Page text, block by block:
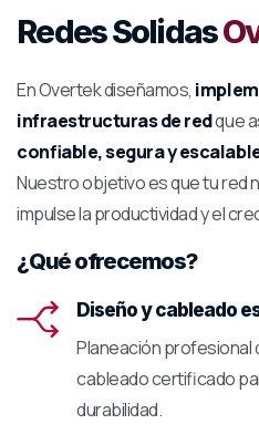
Redes Solidas
En Overtek diseñamos,
infraestructuras de redque
confiable, segura y
Nuestro objetivo es que tu red
impulse la productividad y el
¿Qué ofrecemos?
Diseño y cableado
Planeación profesional
cableado certificado
durabilidad.